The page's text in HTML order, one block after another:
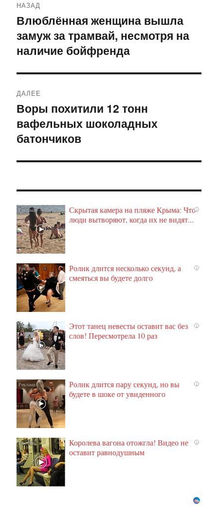
по
записям
НАЗАД
Предыдущая
запись:
Влюблённая женщина вышла
замуж за трамвай, несмотря на
наличие бойфренда
ДАЛЕЕ
Следующая
запись:
Воры похитили 12 тонн
вафельных шоколадных
батончиков
i
Скрытая камера на пляже Крыма: Что
люди вытворяют, когда их не видят...
i
Ролик длится несколько секунд, а
смеяться вы будете долго
i
Этот танец невесты оставит вас без
слов! Пересмотрела 10 раз
i
Ролик длится пару секунд, но вы
будете в шоке от увиденного
i
Королева вагона отожгла! Видео не
оставит равнодушным